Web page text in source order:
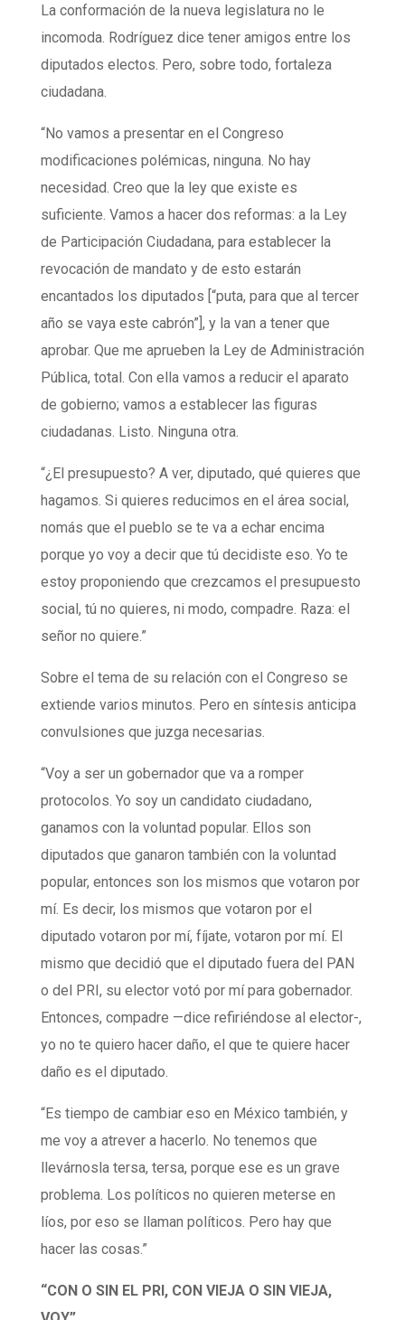
La conformación de la nueva legislatura no le
incomoda. Rodríguez dice tener amigos entre los
diputados electos. Pero, sobre todo, fortaleza
ciudadana.
“No vamos a presentar en el Congreso
modificaciones polémicas, ninguna. No hay
necesidad. Creo que la ley que existe es
suficiente. Vamos a hacer dos reformas: a la Ley
de Participación Ciudadana, para establecer la
revocación de mandato y de esto estarán
encantados los diputados [“puta, para que al tercer
año se vaya este cabrón”], y la van a tener que
aprobar. Que me aprueben la Ley de Administración
Pública, total. Con ella vamos a reducir el aparato
de gobierno; vamos a establecer las figuras
ciudadanas. Listo. Ninguna otra.
“¿El presupuesto? A ver, diputado, qué quieres que
hagamos. Si quieres reducimos en el área social,
nomás que el pueblo se te va a echar encima
porque yo voy a decir que tú decidiste eso. Yo te
estoy proponiendo que crezcamos el presupuesto
social, tú no quieres, ni modo, compadre. Raza: el
señor no quiere.”
Sobre el tema de su relación con el Congreso se
extiende varios minutos. Pero en síntesis anticipa
convulsiones que juzga necesarias.
“Voy a ser un gobernador que va a romper
protocolos. Yo soy un candidato ciudadano,
ganamos con la voluntad popular. Ellos son
diputados que ganaron también con la voluntad
popular, entonces son los mismos que votaron por
mí. Es decir, los mismos que votaron por el
diputado votaron por mí, fíjate, votaron por mí. El
mismo que decidió que el diputado fuera del PAN
o del PRI, su elector votó por mí para gobernador.
Entonces, compadre —dice refiriéndose al elector-,
yo no te quiero hacer daño, el que te quiere hacer
daño es el diputado.
“Es tiempo de cambiar eso en México también, y
me voy a atrever a hacerlo. No tenemos que
llevárnosla tersa, tersa, porque ese es un grave
problema. Los políticos no quieren meterse en
líos, por eso se llaman políticos. Pero hay que
hacer las cosas.”
“CON O SIN EL PRI, CON VIEJA O SIN VIEJA,